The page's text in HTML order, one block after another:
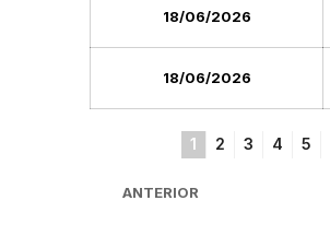
18/06/2026
18/06/2026
1 2 3 4 5
ANTERIOR